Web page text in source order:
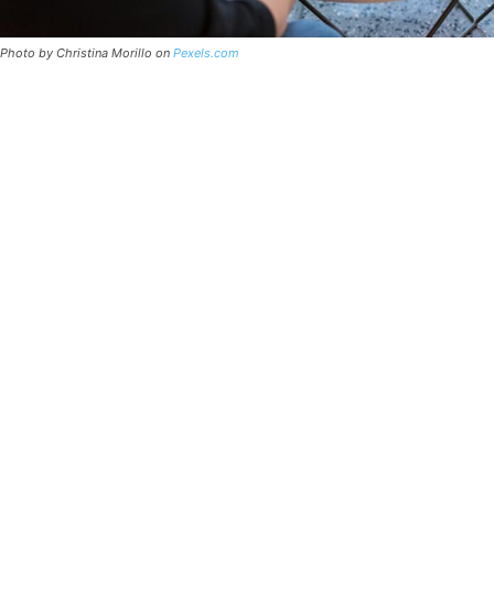
Photo by Christina Morillo on Pexels.com